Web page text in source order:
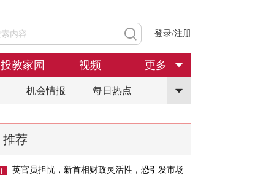
登录/注册
投教家园 视频 更多
机会情报 每日热点
推荐
英官员担忧，新首相财政灵活性，恐引发市场